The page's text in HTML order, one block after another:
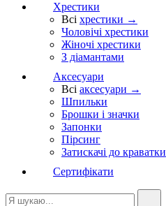
Хрестики
Всі хрестики →
Чоловічі хрестики
Жіночі хрестики
З діамантами
Аксесуари
Всі аксесуари →
Шпильки
Брошки і значки
Запонки
Пірсинг
Затискачі до краватки
Сертифікати